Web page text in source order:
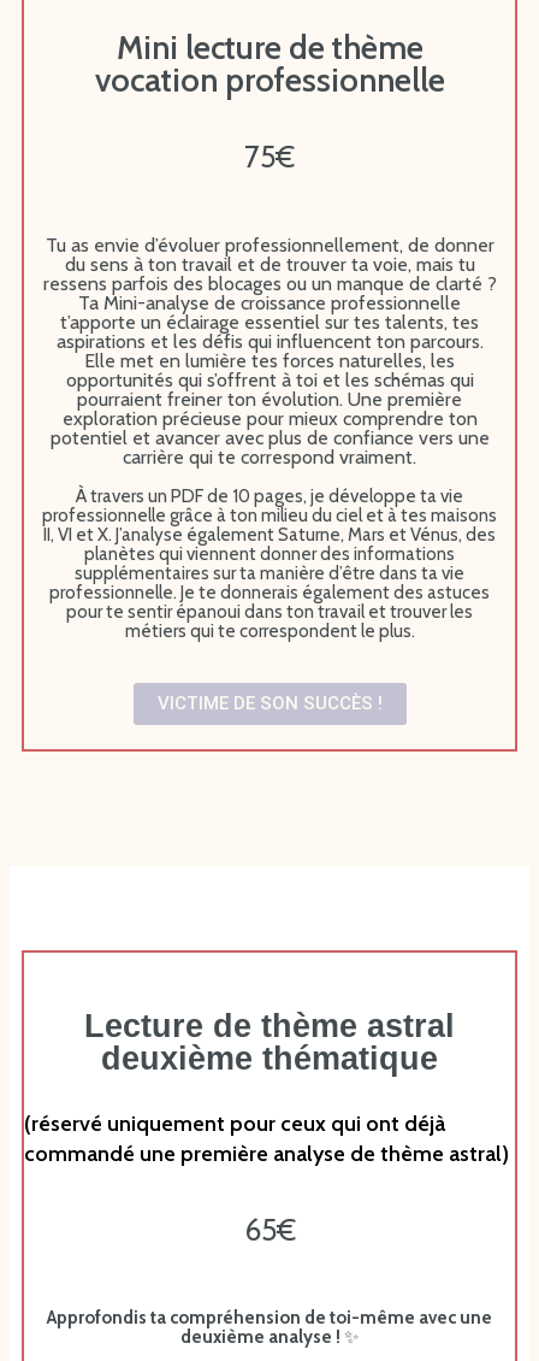
Mini lecture de thème
vocation professionnelle
75€
Tu as envie d’évoluer professionnellement, de donner
du sens à ton travail et de trouver ta voie, mais tu
ressens parfois des blocages ou un manque de clarté ?
Ta Mini-analyse de croissance professionnelle
t’apporte un éclairage essentiel sur tes talents, tes
aspirations et les défis qui influencent ton parcours.
Elle met en lumière tes forces naturelles, les
opportunités qui s’offrent à toi et les schémas qui
pourraient freiner ton évolution. Une première
exploration précieuse pour mieux comprendre ton
potentiel et avancer avec plus de confiance vers une
carrière qui te correspond vraiment.
À travers un PDF de 10 pages, je développe ta vie
professionnelle grâce à ton milieu du ciel et à tes maisons
II, VI et X. J’analyse également Saturne, Mars et Vénus, des
planètes qui viennent donner des informations
supplémentaires sur ta manière d’être dans ta vie
professionnelle. Je te donnerais également des astuces
pour te sentir épanoui dans ton travail et trouver les
métiers qui te correspondent le plus.
VICTIME DE SON SUCCÈS !
Lecture de thème astral
deuxième thématique
(réservé uniquement pour ceux qui ont déjà
commandé une première analyse de thème astral)
65€
Approfondis ta compréhension de toi-même avec une
deuxième analyse ! ✨